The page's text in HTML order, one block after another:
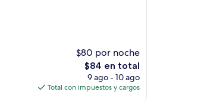
$80 por noche
El
precio
actual
$84 en total
9 ago - 10 ago
Total con impuestos y cargos